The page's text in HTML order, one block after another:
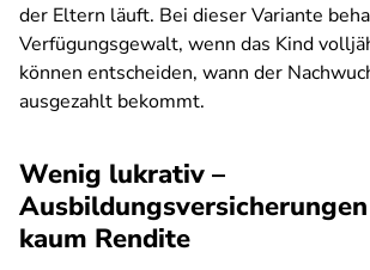
der Eltern läuft. Bei dieser Variante
Verfügungsgewalt, wenn das Kind
können entscheiden, wann der
ausgezahlt bekommt.
Wenig lukrativ –
kaum Rendite